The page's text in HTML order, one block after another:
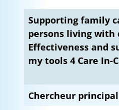
Supporting family
persons living with
Effectiveness and
my tools 4 Care In-
Chercheur principal